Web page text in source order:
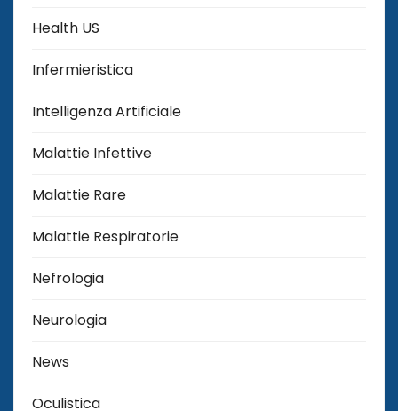
Health US
Infermieristica
Intelligenza Artificiale
Malattie Infettive
Malattie Rare
Malattie Respiratorie
Nefrologia
Neurologia
News
Oculistica